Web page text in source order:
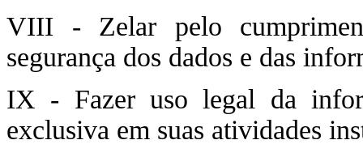
VIII - Zelar pelo
segurança dos dados e das
IX - Fazer uso legal da
exclusiva em suas atividades